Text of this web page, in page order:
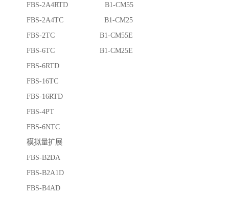
FBS-2A4RTD B1-CM55
FBS-2A4TC B1-CM25
FBS-2TC B1-CM55E
FBS-6TC B1-CM25E
FBS-6RTD
FBS-16TC
FBS-16RTD
FBS-4PT
FBS-6NTC
模拟量扩展
FBS-B2DA
FBS-B2A1D
FBS-B4AD